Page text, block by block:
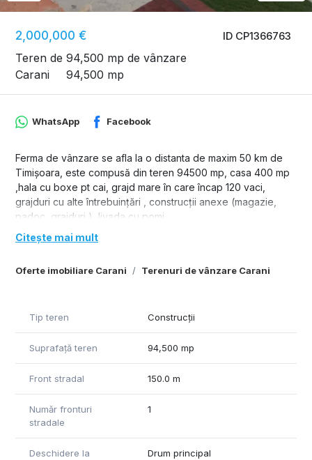
ID CP1366763
2,000,000 €
Teren de 94,500 mp de vânzare
Carani
94,500 mp
Oferte imobiliare Carani Terenuri de vânzare Carani
WhatsApp Facebook
Ferma de vânzare se afla la o distanta de maxim 50 km de
Timișoara, este compusă din teren 94500 mp, casa 400 mp
,hala cu boxe pt cai, grajd mare în care încap 120 vaci,
grajduri cu alte întrebuințări , construcții anexe (magazie,
padoc, grajduri ), livada cu pomi.
Citește mai mult
Tip teren Construcții
Suprafață teren 94,500 mp
Front stradal 150.0 m
Număr fronturi
stradale
1
Deschidere la Drum principal